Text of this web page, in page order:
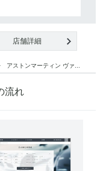
店舗詳細
アストンマーティン ヴァ...
流れ